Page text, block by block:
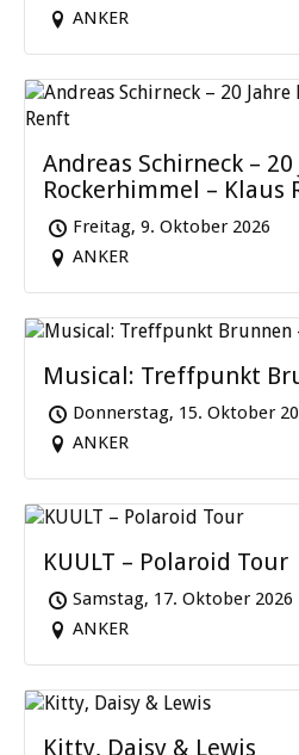
ANKER
Andreas Schirneck – 20
Rockerhimmel – Klaus
Freitag, 9. Oktober 2026
ANKER
Musical: Treffpunkt
Donnerstag, 15. Oktober
ANKER
KUULT – Polaroid Tour
Samstag, 17. Oktober 2026
ANKER
Kitty, Daisy & Lewis